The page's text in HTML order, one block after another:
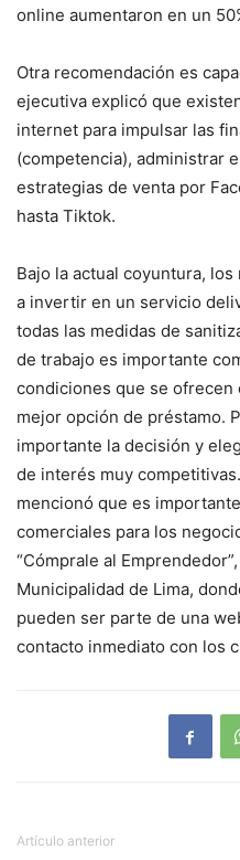
online aumentaron en un
Otra recomendación es
ejecutiva explicó que
internet para impulsar las
(competencia), administrar
estrategias de venta por
hasta Tiktok.
Bajo la actual coyuntura,
a invertir en un servicio
todas las medidas de
de trabajo es importante
condiciones que se ofrecen
mejor opción de préstamo.
importante la decisión y
de interés muy
mencionó que es
comerciales para los
“Cómprale al
Municipalidad de Lima,
pueden ser parte de una
contacto inmediato con los
Artículo anterior